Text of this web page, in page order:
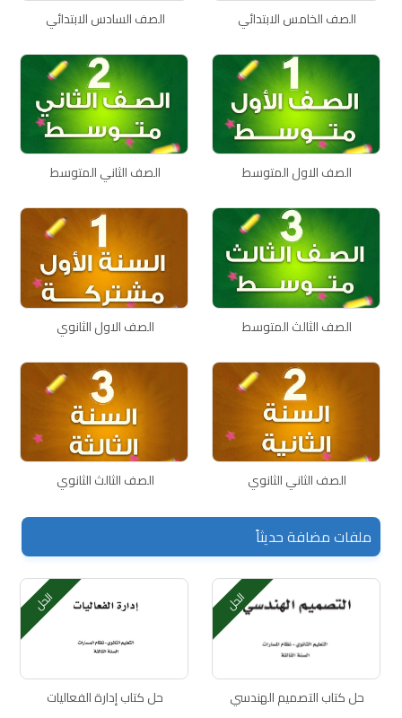
الصف الخامس الابتدائي الصف السادس الابتدائي
الصف الاول المتوسط الصف الثاني المتوسط
الصف الثالث المتوسط الصف الاول الثانوي
الصف الثاني الثانوي الصف الثالث الثانوي
ملفات مضافة حديثاً
الحل
حل كتاب التصميم الهندسي
الحل
حل كتاب إدارة الفعاليات